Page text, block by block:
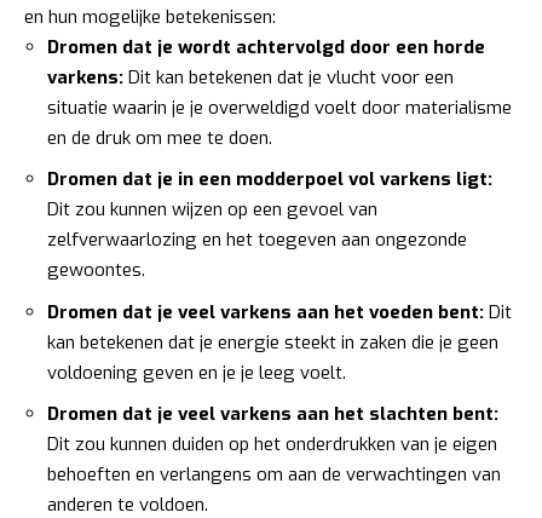
en hun mogelijke betekenissen:
Dromen dat je wordt achtervolgd door een horde
varkens: Dit kan betekenen dat je vlucht voor een
situatie waarin je je overweldigd voelt door materialisme
en de druk om mee te doen.
Dromen dat je in een modderpoel vol varkens ligt:
Dit zou kunnen wijzen op een gevoel van
zelfverwaarlozing en het toegeven aan ongezonde
gewoontes.
Dromen dat je veel varkens aan het voeden bent: Dit
kan betekenen dat je energie steekt in zaken die je geen
voldoening geven en je je leeg voelt.
Dromen dat je veel varkens aan het slachten bent:
Dit zou kunnen duiden op het onderdrukken van je eigen
behoeften en verlangens om aan de verwachtingen van
anderen te voldoen.